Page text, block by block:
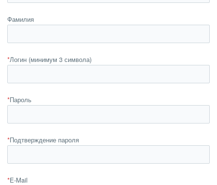
Фамилия
*Логин (минимум 3 символа)
*Пароль
*Подтверждение пароля
*E-Mail